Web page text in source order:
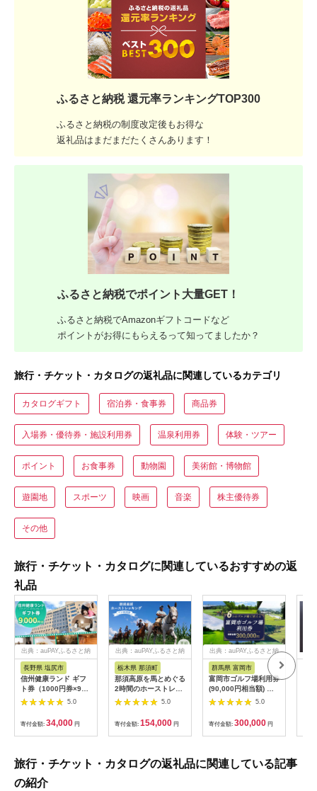
ふるさと納税 還元率ランキングTOP300
ふるさと納税の制度改定後もお得な
返礼品はまだまだたくさんあります！
ふるさと納税でポイント大量GET！
ふるさと納税でAmazonギフトコードなど
ポイントがお得にもらえるって知ってましたか？
旅行・チケット・カタログの返礼品に関連しているカテゴリ
カタログギフト 宿泊券・食事券 商品券
入場券・優待券・施設利用券 温泉利用券 体験・ツアー
ポイント お食事券 動物園 美術館・博物館
遊園地 スポーツ 映画 音楽 株主優待券
その他
旅行・チケット・カタログに関連しているおすすめの返
礼品
出典：auPAYふるさと納
税
長野県 塩尻市
信州健康ランド ギフ
ト券（1000円券×9
枚） | 信州健康ランド
サウナ 大浴場 ボディ
ケア リラクゼーショ
ン 施設 宿泊 家族連れ
長野県 塩尻市
5.0
寄付金額: 34,000 円
出典：auPAYふるさと納
税
栃木県 那須町
那須高原を馬とめぐる
2時間のホーストレッ
キング 外乗ペア利用
券【平日限定】チケッ
ト 利用券 ペア 体験
乗馬 初心者歓迎〔P-
100〕
5.0
寄付金額: 154,000 円
出典：auPAYふるさと納
群馬県 富岡市
富岡市ゴルフ場利用券
(90,000円相当額) ゴ
ルフ チケット 平日 土
日 祝日 プレー券 関東
群馬県 首都圏 F20E-
350
5.0
寄付金額: 300,000 円
旅行・チケット・カタログの返礼品に関連している記事
の紹介